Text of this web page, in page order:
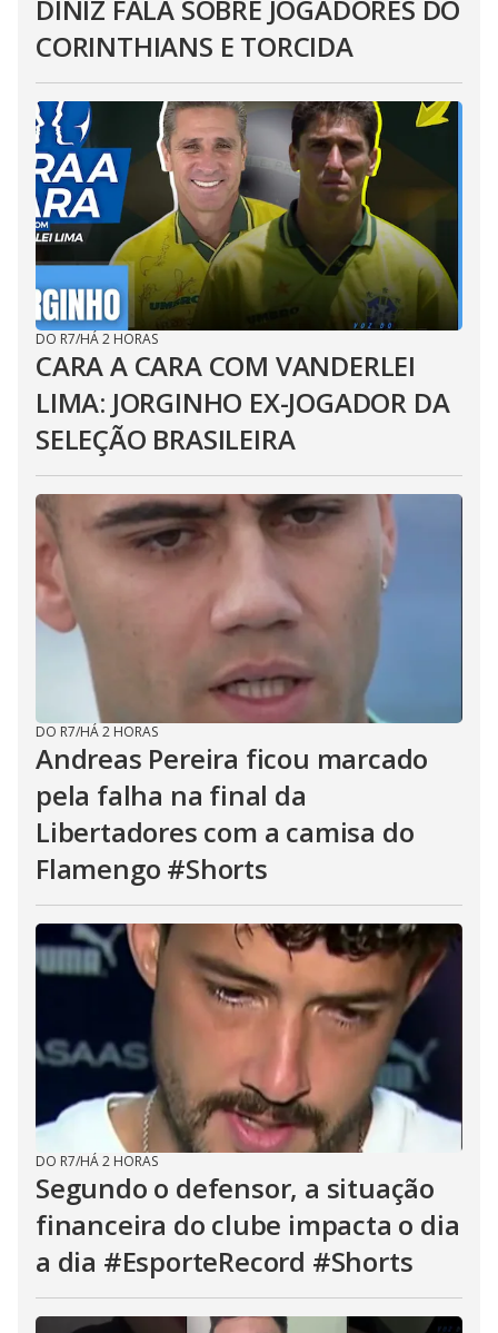
DINIZ FALA SOBRE JOGADORES DO
CORINTHIANS E TORCIDA
DO R7/HÁ 2 HORAS
CARA A CARA COM VANDERLEI
LIMA: JORGINHO EX-JOGADOR DA
SELEÇÃO BRASILEIRA
DO R7/HÁ 2 HORAS
Andreas Pereira ficou marcado
pela falha na final da
Libertadores com a camisa do
Flamengo #Shorts
DO R7/HÁ 2 HORAS
Segundo o defensor, a situação
financeira do clube impacta o dia
a dia #EsporteRecord #Shorts